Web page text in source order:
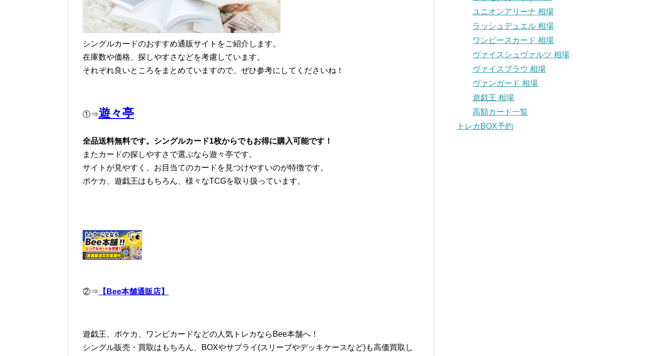
シングルカードのおすすめ通販サイトをご紹介します。
在庫数や価格、探しやすさなどを考慮しています。
それぞれ良いところをまとめていますので、ぜひ参考にしてくださいね！
①⇒遊々亭
全品送料無料です。シングルカード1枚からでもお得に購入可能です！
またカードの探しやすさで選ぶなら遊々亭です。
サイトが見やすく、お目当てのカードを見つけやすいのが特徴です。
ポケカ、遊戯王はもちろん、様々なTCGを取り扱っています。
②⇒ 【Bee本舗通販店】
遊戯王、ポケカ、ワンピカードなどの人気トレカならBee本舗へ！
シングル販売・買取はもちろん、BOXやサプライ(スリーブやデッキケースなど)も高価買取し
ユニオンアリーナ 相場
ラッシュデュエル 相場
ワンピースカード 相場
ヴァイスシュヴァルツ 相場
ヴァイスブラウ 相場
ヴァンガード 相場
遊戯王 相場
高額カード一覧
トレカBOX予約